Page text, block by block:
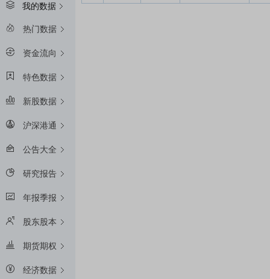
我的数据
热门数据
资金流向
特色数据
新股数据
沪深港通
公告大全
研究报告
年报季报
股东股本
期货期权
经济数据